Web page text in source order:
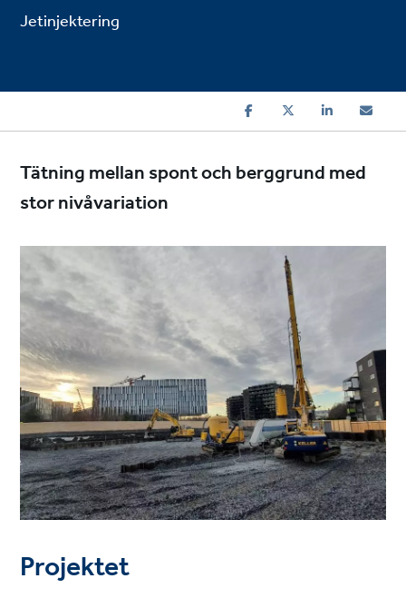
Jetinjektering
Tätning mellan spont och berggrund med
stor nivåvariation
Projektet